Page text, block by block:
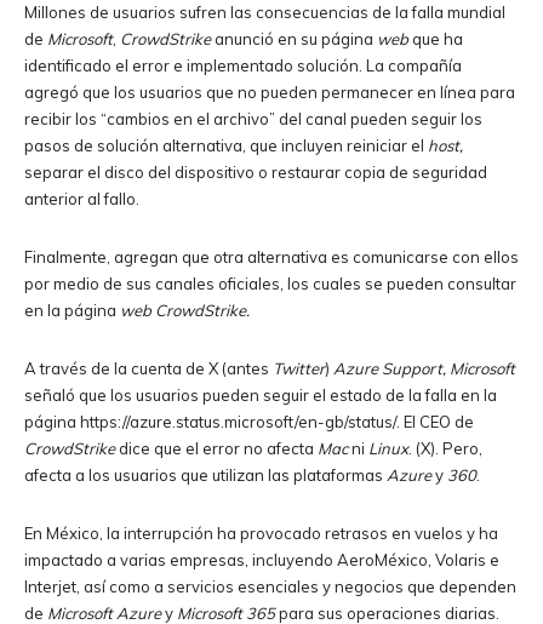
Millones de usuarios sufren las consecuencias de la falla mundial
de Microsoft, CrowdStrikeanunció en su página webque ha
identificado el error e implementado solución. La compañía
agregó que los usuarios que no pueden permanecer en línea para
recibir los “cambios en el archivo” del canal pueden seguir los
pasos de solución alternativa, que incluyen reiniciar el host,
separar el disco del dispositivo o restaurar copia de seguridad
anterior al fallo.
Finalmente, agregan que otra alternativa es comunicarse con ellos
por medio de sus canales oficiales, los cuales se pueden consultar
en la página web CrowdStrike.
A través de la cuenta de X (antes Twitter) Azure Support, Microsoft
señaló que los usuarios pueden seguir el estado de la falla en la
página https://azure.status.microsoft/en-gb/status/. El CEO de
CrowdStrikedice que el error no afecta Macni Linux. (X). Pero,
afecta a los usuarios que utilizan las plataformas Azurey 360.
En México, la interrupción ha provocado retrasos en vuelos y ha
impactado a varias empresas, incluyendo AeroMéxico, Volaris e
Interjet, así como a servicios esenciales y negocios que dependen
de Microsoft Azurey Microsoft 365para sus operaciones diarias.